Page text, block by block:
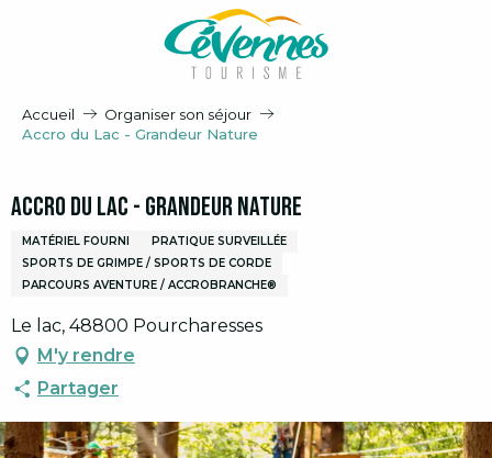
Accueil
Organiser son séjour
Accro du Lac - Grandeur Nature
Accro du Lac - Grandeur Nature
MATÉRIEL FOURNI
PRATIQUE SURVEILLÉE
SPORTS DE GRIMPE / SPORTS DE CORDE
PARCOURS AVENTURE / ACCROBRANCHE®
Le lac, 48800 Pourcharesses
M'y rendre
Partager